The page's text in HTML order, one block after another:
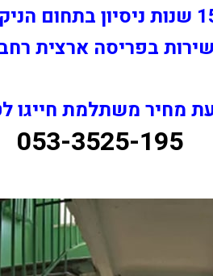
הניקיון
שירות בפריסה ארצית
מחיר משתלמת חייגו
053-3525-195